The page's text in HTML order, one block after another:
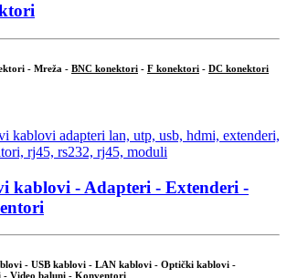
- Mreža - BNC konektori - F konektori - DC konektori
kablovi - Adapteri - Extenderi -
- USB kablovi - LAN kablovi - Optički kablovi -
- Video baluni - Konventori